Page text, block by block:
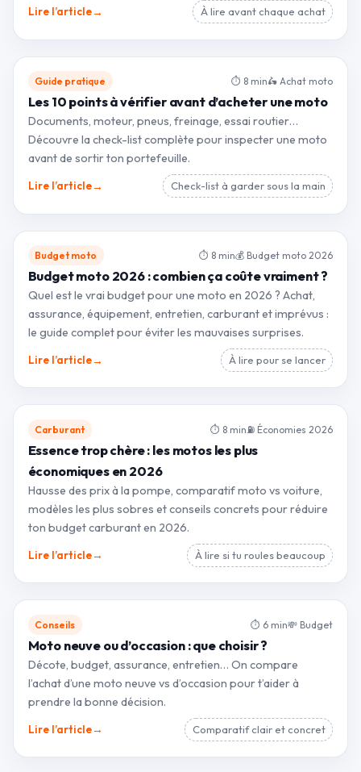
Lire l’article→ À lire avant chaque achat
Guide pratique ⏱ 8 min🛵 Achat moto
Les 10 points à vérifier avant d’acheter une moto
Documents, moteur, pneus, freinage, essai routier…
Découvre la check-list complète pour inspecter une moto
avant de sortir ton portefeuille.
Lire l’article→ Check-list à garder sous la main
Budget moto ⏱ 8 min💰 Budget moto 2026
Budget moto 2026 : combien ça coûte vraiment ?
Quel est le vrai budget pour une moto en 2026 ? Achat,
assurance, équipement, entretien, carburant et imprévus :
le guide complet pour éviter les mauvaises surprises.
Lire l’article→ À lire pour se lancer
Carburant ⏱ 8 min ⛽ Économies 2026
Essence trop chère : les motos les plus
économiques en 2026
Hausse des prix à la pompe, comparatif moto vs voiture,
modèles les plus sobres et conseils concrets pour réduire
ton budget carburant en 2026.
Lire l’article→ À lire si tu roules beaucoup
Conseils ⏱ 6 min💸 Budget
Moto neuve ou d’occasion : que choisir ?
Décote, budget, assurance, entretien… On compare
l’achat d’une moto neuve vs d’occasion pour t’aider à
prendre la bonne décision.
Lire l’article→ Comparatif clair et concret